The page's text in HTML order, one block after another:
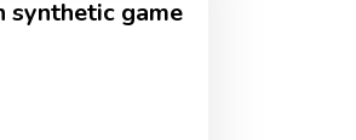
synthetic game